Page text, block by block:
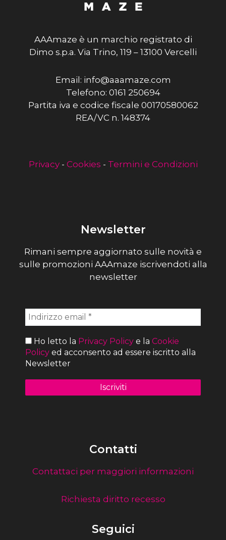
AAAmaze è un marchio registrato di
Dimo s.p.a. Via Trino, 119 – 13100 Vercelli
Email: info@aaamaze.com
Telefono: 0161 250694
Partita iva e codice fiscale 00170580062
REA/VC n. 148374
Privacy- Cookies - Termini e Condizioni
Newsletter
Rimani sempre aggiornato sulle novità e
sulle promozioni AAAmaze iscrivendoti alla
newsletter
Ho letto la Privacy Policy e la Cookie
Policy ed acconsento ad essere iscritto alla
Newsletter
Contatti
Contattaci per maggiori informazioni
Richiesta diritto recesso
Seguici